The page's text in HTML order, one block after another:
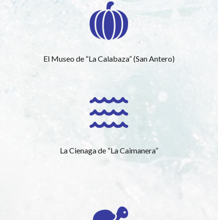
El Museo de “La Calabaza” (San Antero)
La Cienaga de “La Caimanera”